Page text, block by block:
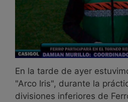
En la tarde de ayer
"Arco Iris", durante la
divisiones inferiores de